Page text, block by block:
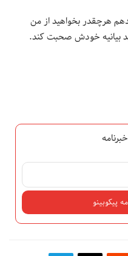
هرچقدر بخواهید از من
بیانیه خودش صحبت کند.